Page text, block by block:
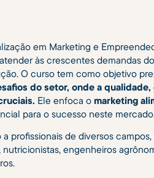
em Marketing e
às crescentes demandas
O curso tem como objetivo
do setor, onde a
Ele enfoca o marketing
para o sucesso neste
profissionais de diversos
engenheiros